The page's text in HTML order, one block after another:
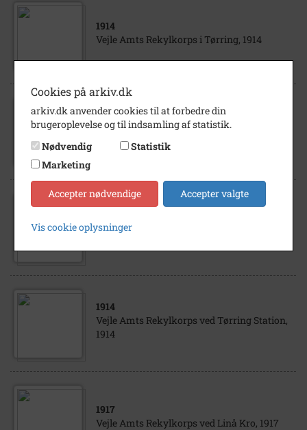
1914
Vejle Amts Rekylkorps i Tørring, 1914
1917
Vejle Amts Rekylkorps i Borris, 1917
1914
Vejle Amts Rekylkorps ved Tørring Station,
1914
1917
Vejle Amts Rekylkorps ved Linå Kro, 1917
Cookies på arkiv.dk
arkiv.dk anvender cookies til at forbedre din
brugeroplevelse og til indsamling af statistik.
Nødvendig
Statistik
Marketing
Accepter nødvendige Accepter valgte
Vis cookie oplysninger